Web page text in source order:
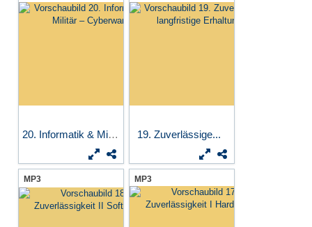
20. Informatik & Militär... 19. Zuverlässige...
MP3 MP3